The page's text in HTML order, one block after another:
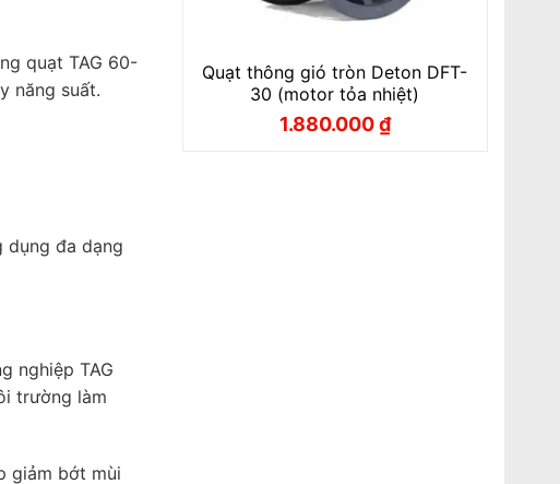
quạt TAG 60-
năng suất.
dụng đa dạng
nghiệp TAG
trường làm
giảm bớt mùi
Quạt thông gió tròn Deton DFT-
30 (motor tỏa nhiệt)
Giá
1.880.000₫
Giá